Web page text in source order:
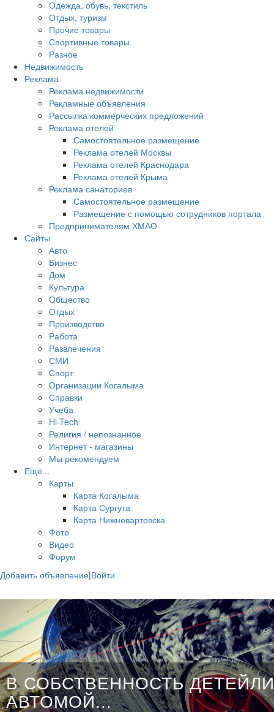
Одежда, обувь, текстиль
Отдых, туризм
Прочие товары
Спортивные товары
Разное
Недвижимость
Реклама
Реклама недвижимости
Рекламные объявления
Рассылка коммерческих предложений
Реклама отелей
Самостоятельное размещение
Реклама отелей Москвы
Реклама отелей Краснодара
Реклама отелей Крыма
Реклама санаториев
Самостоятельное размещение
Размещение с помощью сотрудников портала
Предпринимателям ХМАО
Сайты
Авто
Бизнес
Дом
Культура
Общество
Отдых
Производство
Работа
Развлечения
СМИ
Спорт
Организации Когалыма
Справки
Учеба
Hi-Tech
Религия / непознанное
Интернет - магазины
Мы рекомендуем
Ещё...
Карты
Карта Когалыма
Карта Сургута
Карта Нижневартовска
Фото
Видео
Форум
Добавить объявление|Войти
В СОБСТВЕННОСТЬ
АВТОМОЙ...